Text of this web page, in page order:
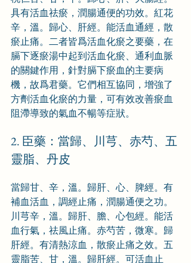
具有活血祛瘀，潤腸通便的功效。紅花
辛，溫。歸心、肝經。能活血通經，散
瘀止痛。二者皆爲活血化瘀之要藥，在
膈下逐瘀湯中起到活血化瘀、通利血脈
的關鍵作用，針對膈下瘀血的主要病
機，故爲君藥。它們相互協同，增強了
方劑活血化瘀的力量，可有效改善瘀血
阻滯導致的氣血不暢等症狀。
2. 臣藥：當歸、川芎、赤芍、五
靈脂、丹皮
當歸甘、辛，溫。歸肝、心、脾經。有
補血活血，調經止痛，潤腸通便之功。
川芎辛，溫。歸肝、膽、心包經。能活
血行氣，祛風止痛。赤芍苦，微寒。歸
肝經。有清熱涼血，散瘀止痛之效。五
靈脂苦、甘，溫。歸肝經。可活血止